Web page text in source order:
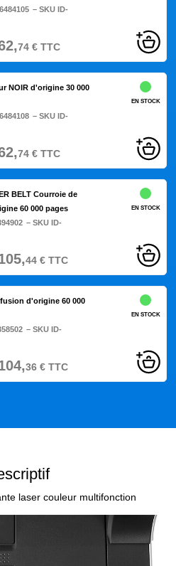
– SKU ID-
74€TTC
NOIR d'origine 30 000
– SKU ID-
EN STOCK
74€TTC
BELT Courroie de
60 000 pages
– SKU ID-
EN STOCK
44€TTC
d'origine 60 000
– SKU ID-
EN STOCK
36€TTC
laser couleur multifonction